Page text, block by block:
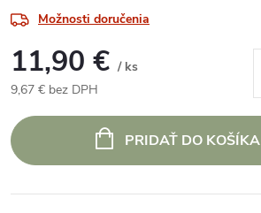
Možnosti doručenia
11,90 € / ks
9,67 € bez DPH
cena:
PRIDAŤ DO KOŠÍKA